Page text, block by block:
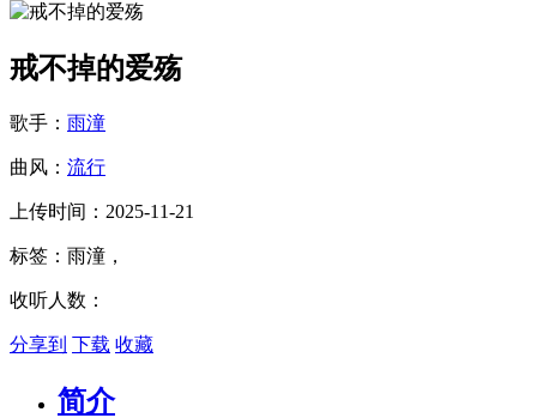
戒不掉的爱殇
歌手： 雨潼
曲风： 流行
上传时间：2025-11-21
标签：雨潼，
收听人数：
分享到 下载 收藏
简介